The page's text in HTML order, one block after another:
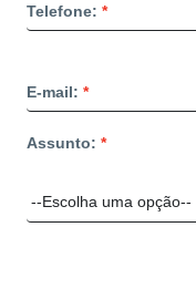
Telefone:
E-mail:
Assunto: